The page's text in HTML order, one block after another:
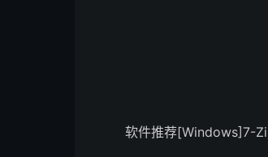
软件推荐[Windows]7-